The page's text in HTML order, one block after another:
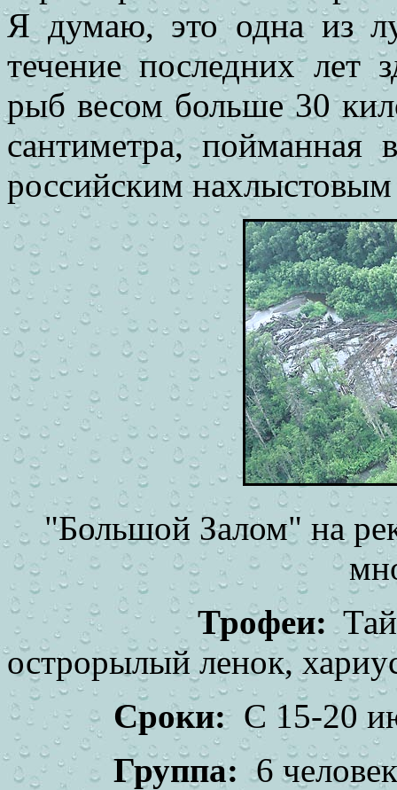
Я думаю, это одна из
течение последних лет
рыб весом больше 30
сантиметра, пойманная
российским
"Большой Залом" на
Трофеи:
острорылый ленок,
Сроки: С 15-20
Группа: 6